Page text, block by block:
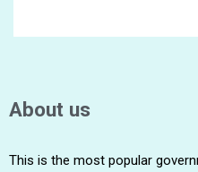
About us
This is the most popular